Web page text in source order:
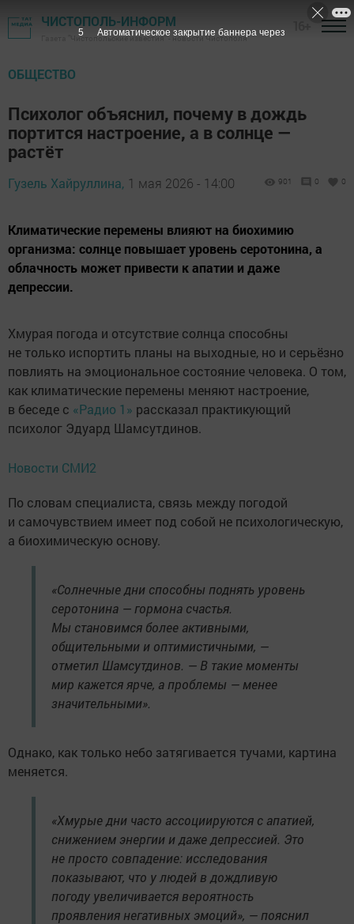
ЧИСТОПОЛЬ-ИНФОРМ
Газета "Чистопольские известия" - новости Чистополя
ОБЩЕСТВО
Психолог объяснил, почему в дождь
портится настроение, а в солнце —
растёт
Гузель Хайруллина, 1 мая 2026 - 14:00 901 0 0
Климатические перемены влияют на биохимию
организма: солнце повышает уровень серотонина, а
облачность может привести к апатии и даже
депрессии.
Хмурая погода и отсутствие солнца способны
не только испортить планы на выходные, но и серьёзно
повлиять на эмоциональное состояние человека. О том,
как климатические перемены меняют настроение,
в беседе с «Радио 1» рассказал практикующий
психолог Эдуард Шамсутдинов.
Новости СМИ2
По словам специалиста, связь между погодой
и самочувствием имеет под собой не психологическую,
а биохимическую основу.
«Солнечные дни способны поднять уровень
серотонина — гормона счастья.
Мы становимся более активными,
общительными и оптимистичными, —
отметил Шамсутдинов. — В такие моменты
мир кажется ярче, а проблемы — менее
значительными».
Однако, как только небо затягивается тучами, картина
меняется.
«Хмурые дни часто ассоциируются с апатией,
снижением энергии и даже депрессией. Это
не просто совпадение: исследования
показывают, что у людей в дождливую
погоду увеличивается вероятность
проявления негативных эмоций», — пояснил
4 Автоматическое закрытие баннера через